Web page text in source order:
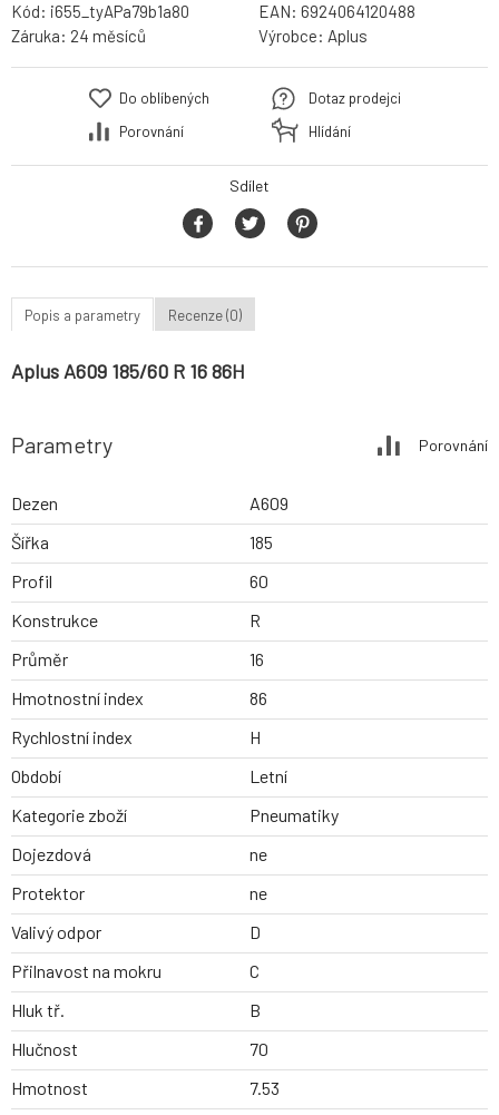
Kód: i655_tyAPa79b1a80 EAN: 6924064120488
Záruka: 24 měsíců Výrobce: Aplus
Do oblíbených
Porovnání
Dotaz prodejci
Hlídání
Sdílet
Popis a parametry Recenze (0)
Aplus A609 185/60 R 16 86H
Parametry Porovnání
Dezen
A609
Šířka
185
Profil
60
Konstrukce
R
Průměr
16
Hmotnostní index
86
Rychlostní index
H
Období
Letní
Kategorie zboží
Pneumatiky
Dojezdová
ne
Protektor
ne
Valivý odpor
D
Přilnavost na mokru
C
Hluk tř.
B
Hlučnost
70
Hmotnost
7.53